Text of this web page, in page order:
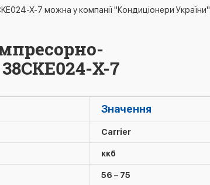
X-7 можна у компанії "Кондиціонери України".
X-7
Значення
Carrier
ккб
56 – 75